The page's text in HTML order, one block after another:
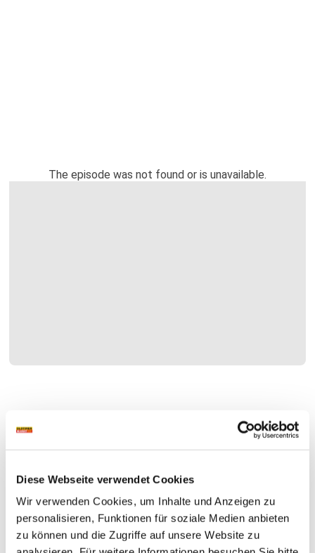
Diese Webseite verwendet Cookies
Wir verwenden Cookies, um Inhalte und Anzeigen zu
personalisieren, Funktionen für soziale Medien anbieten
zu können und die Zugriffe auf unsere Website zu